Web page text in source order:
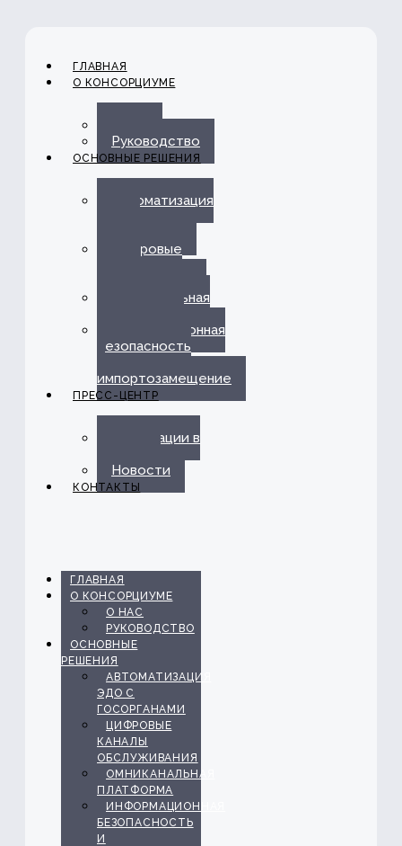
ГЛАВНАЯ
О КОНСОРЦИУМЕ
Руководство
ОСНОВНЫЕ РЕШЕНИЯ
Автоматизация
Цифровые
Омниканальная
Информационная
безопасность
импортозамещение
ПРЕСС-ЦЕНТР
Публикации в
Новости
КОНТАКТЫ
ГЛАВНАЯ
О КОНСОРЦИУМЕ
О НАС
РУКОВОДСТВО
ОСНОВНЫЕ
РЕШЕНИЯ
АВТОМАТИЗАЦИЯ
ЭДО С
ГОСОРГАНАМИ
ЦИФРОВЫЕ
КАНАЛЫ
ОБСЛУЖИВАНИЯ
ОМНИКАНАЛЬНАЯ
ПЛАТФОРМА
ИНФОРМАЦИОННАЯ
БЕЗОПАСНОСТЬ
И